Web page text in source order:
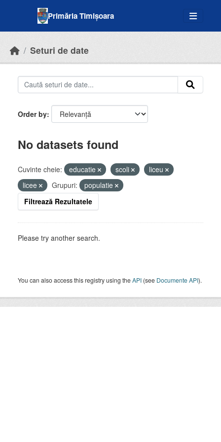
Primăria Timișoara
Seturi de date
Order by
No datasets found
Cuvinte cheie: educatie scoli
liceu
licee
Grupuri:
populatie
Filtrează Rezultatele
Please try another search.
You can also access this registry using theAPI (see Documente API).